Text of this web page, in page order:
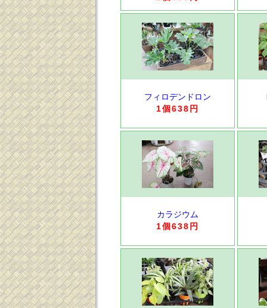
フィロデンドロン
1個638円
カラジウム
1個638円